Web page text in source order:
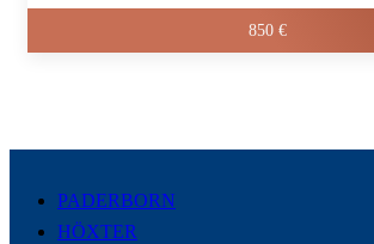
850 €
PADERBORN
HÖXTER